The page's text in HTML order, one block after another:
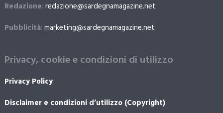
Redazione: redazione@sardegnamagazine.net
Pubblicità: marketing@sardegnamagazine.net
Privacy, cookie e condizioni di utilizzo
Privacy Policy
Disclaimer e condizioni d’utilizzo (Copyright)